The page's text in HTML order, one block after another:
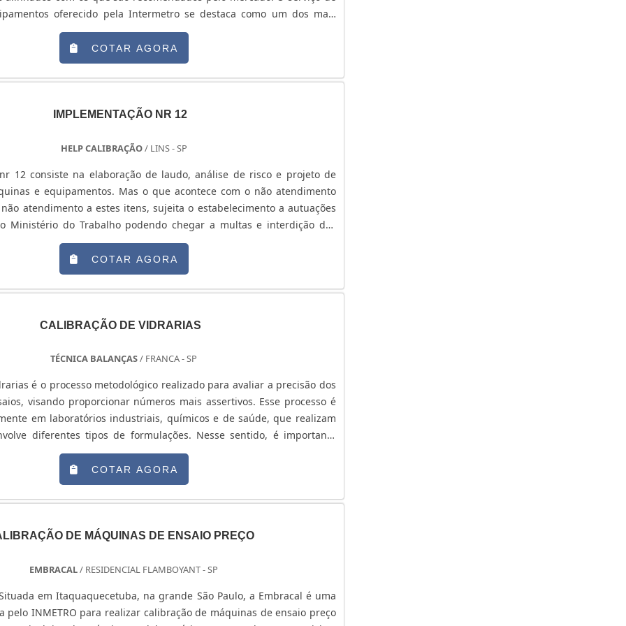
metrológica, que são indicadores de que um laboratório está
pelo INMETRO.ENTRE OS MELHORES LABORATÓRIOS
disso, é essencial que tais laboratórios tenham um corpo
e treinado para o correto exercício de diferentes atividades. Sendo
laboratório acreditado de alto padrão de qualidade, podendo
que em alguns de seus processos façam o uso de equipamentos de
clínicas; Forças armadas; Empresas estatais de energia;
Mineradoras; Setor de gás; Usinas; Dentre outros..
oferecido pela Intermetro se destaca como um dos mais
do mercado. Isso porque a empresa, que atua há mais de 20 anos
COTAR AGORA
IMPLEMENTAÇÃO NR 12
HELP CALIBRAÇÃO/ LINS - SP
12 consiste na elaboração de laudo, análise de risco e projeto de
e equipamentos. Mas o que acontece com o não atendimento
atendimento a estes itens, sujeita o estabelecimento a autuações
Ministério do Trabalho podendo chegar a multas e interdição dos
não atendam aos requisitos mínimos de segurança da operação. A
Implementa....COTAR AGORA
CALIBRAÇÃO DE VIDRARIAS
TÉCNICA BALANÇAS/ FRANCA - SP
é o processo metodológico realizado para avaliar a precisão dos
visando proporcionar números mais assertivos. Esse processo é
em laboratórios industriais, químicos e de saúde, que realizam
diferentes tipos de formulações. Nesse sentido, é importante
de pensar no processo de calibração, o instrumento deve ser
atenção. em síntese, as vidrarias precisam ser fabricadas com um
a fim de proporcionar mais segurança e evitar a deformações e
podem ocasionar na imprecisão do ensaio. O SERVIÇO SE DESTACA
deve ser realizado com padrões tão altos quanto a sua fabricação.
poderá atuar com instrumentos volumétricos e graduados, como:
devidamente calibrados, as empresas e laboratórios podem
seus serviços com tranquilidade, bem como com a certeza de
COTAR AGORA
DE MÁQUINAS DE ENSAIO PREÇO
EMBRACAL/ RESIDENCIAL FLAMBOYANT - SP
em Itaquaquecetuba, na grande São Paulo, a Embracal é uma
pelo INMETRO para realizar calibração de máquinas de ensaio preço